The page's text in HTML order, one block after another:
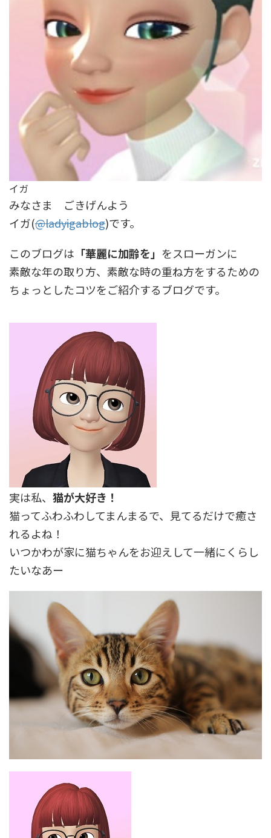
イガ
みなさま ごきげんよう
イガ(@ladyigablog)です。
このブログは 「華麗に加齢を」 をスローガンに
素敵な年の取り方、素敵な時の重ね方をするための
ちょっとしたコツをご紹介するブログです。
実は私、 猫が大好き！
猫ってふわふわしてまんまるで、見てるだけで癒さ
れるよね！
いつかわが家に猫ちゃんをお迎えして一緒にくらし
たいなあー